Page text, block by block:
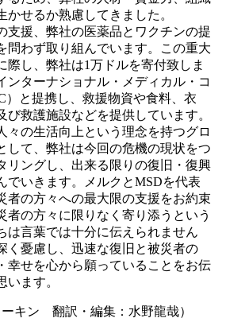
かせるか熟慮してきました。
支援、弊社の医薬品とワクチンの提
問わず取り組んでいます。この重大
際し、弊社は1万ドルを寄付致しま
ンターナショナル・メディカル・コ
）と提携し、救援物資や食料、衣
び救護施設などを提供しています。
々の生活向上という理念を持つグロ
して、弊社は今回の危機の現状をつ
リングし、出来る限りの復旧・復興
でいきます。メルクとMSDを代表
者の方々への最大限の支援をお約束
者の方々に限りなく寄り添うという
は言葉では十分に伝えられません
く憂慮し、迅速な復旧と被災者の
幸せを心から願っていることをお伝
います。
ーキン 翻訳・編集：水野龍哉）